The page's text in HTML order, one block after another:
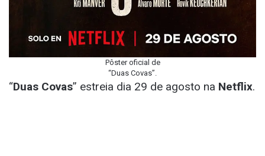
Pôster oficial de
“Duas Covas”.
“Duas Covas” estreia dia 29 de agosto na Netflix.